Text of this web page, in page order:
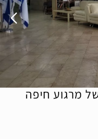
מרגוע חיפה